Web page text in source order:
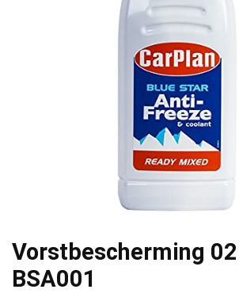
Vorstbescherming
BSA001